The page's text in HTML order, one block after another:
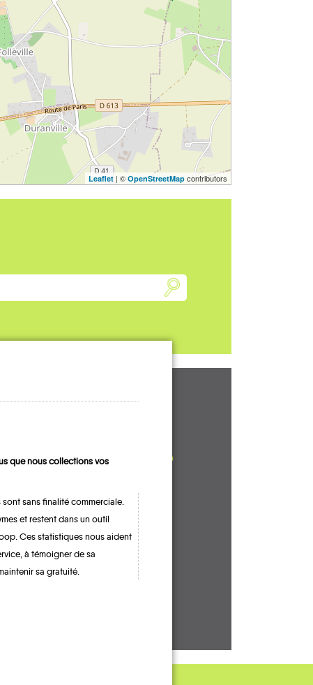
Leaflet | © OpenStreetMap contributors
UN AVIS, UN
À PARTAGER ?
CONTACTEZ-NOUS !
que nous collections vos
sans finalité commerciale.
et restent dans un outil
Ces statistiques nous aident
à témoigner de sa
sa gratuité.